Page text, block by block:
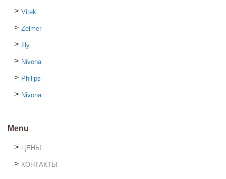
Vitek
Zelmer
Illy
Nivona
Philips
Nivona
Menu
ЦЕНЫ
КОНТАКТЫ